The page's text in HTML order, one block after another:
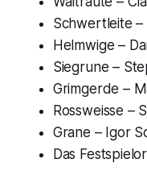
Schwertleite
Helmwige –
Siegrune –
Grimgerde –
Rossweisse –
Grane – Igor
Das